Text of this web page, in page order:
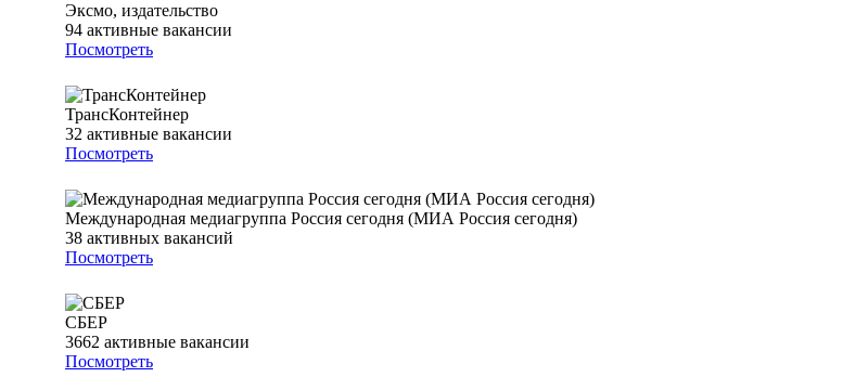
Эксмо, издательство
94 активные вакансии
Посмотреть
ТрансКонтейнер
32 активные вакансии
Посмотреть
Международная медиагруппа Россия сегодня (МИА Россия сегодня)
38 активных вакансий
Посмотреть
СБЕР
3662 активные вакансии
Посмотреть